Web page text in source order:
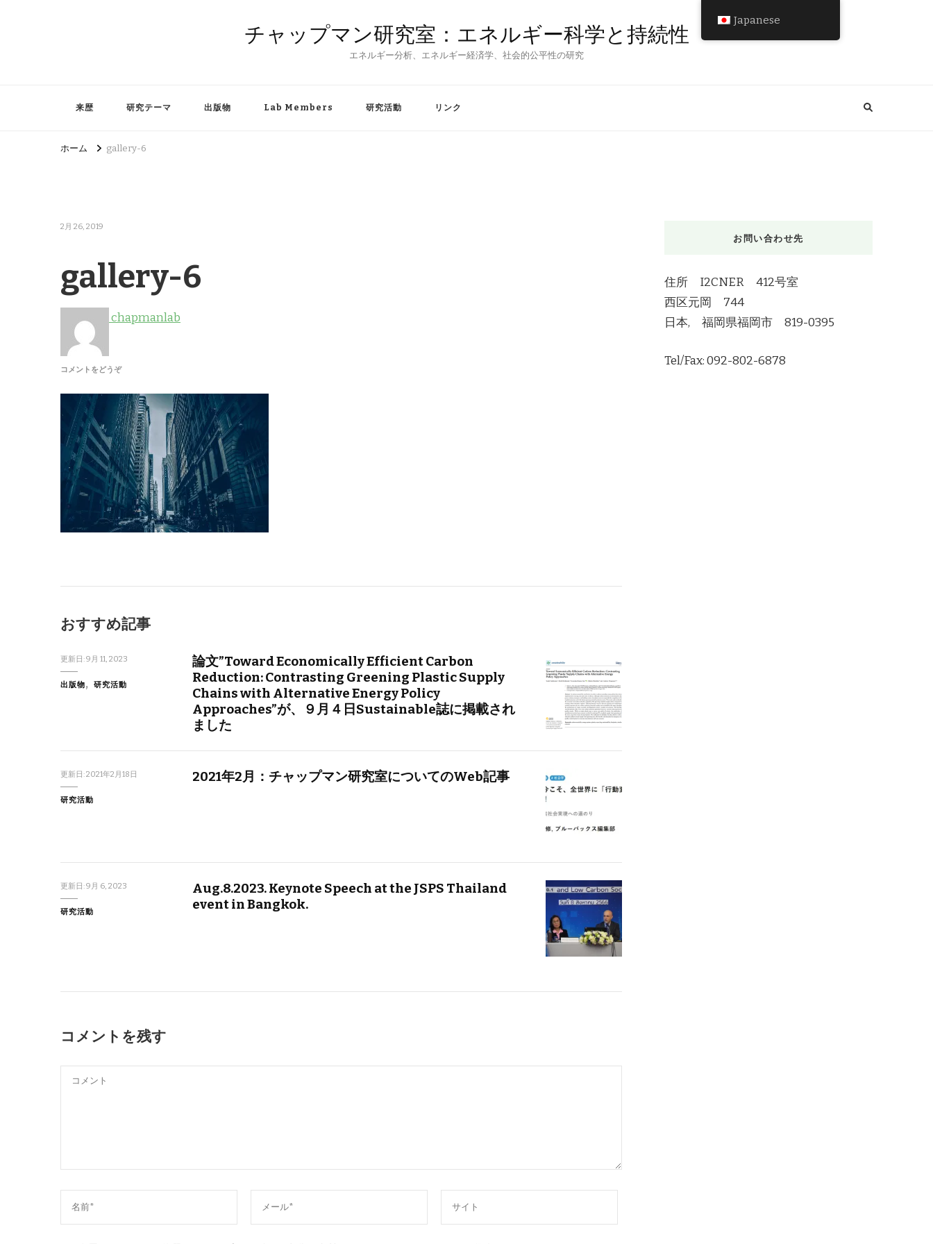
チャップマン研究室：エネルギー科学と持続性
エネルギー分析、エネルギー経済学、社会的公平性の研究
来歴 研究テーマ 出版物 Lab Members 研究活動 リンク
ホーム gallery-6
2月 26, 2019
gallery-6
chapmanlab
コメントをどうぞ(GALLERY-
おすすめ記事
更新日:9月 11, 2023
出版物 研究活動
論文”Toward Economically Efficient Carbon
Reduction: Contrasting Greening Plastic Supply
Chains with Alternative Energy Policy
Approaches”が、９月４日Sustainable誌に掲載され
ました
更新日:2021年2月18日
研究活動
2021年2月：チャップマン研究室についてのWeb記事
更新日:9月 6, 2023
研究活動
Aug.8.2023. Keynote Speech at the JSPS Thailand
event in Bangkok.
コメントを残す
お問い合わせ先
住所 I2CNER 412号室
西区元岡 744
日本, 福岡県福岡市 819-0395
Tel/Fax: 092-802-6878
Japanese